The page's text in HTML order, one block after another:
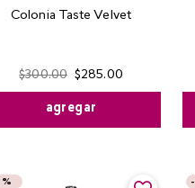
Colonia Taste Velvet
$300.00 $285.00
agregar
% -